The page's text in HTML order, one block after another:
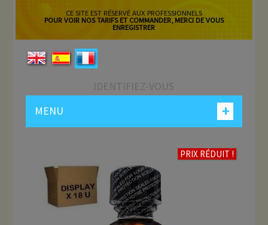
CE SITE EST RÉSERVÉ AUX PROFESSIONNELS
POUR VOIR NOS TARIFS ET COMMANDER, MERCI DE VOUS
ENREGISTRER
IDENTIFIEZ-VOUS
+
MENU
PRIX RÉDUIT !